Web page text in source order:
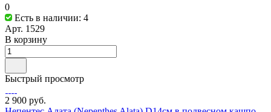
0
Есть в наличии: 4
Арт. 1529
В корзину
Быстрый просмотр
2 900 руб.